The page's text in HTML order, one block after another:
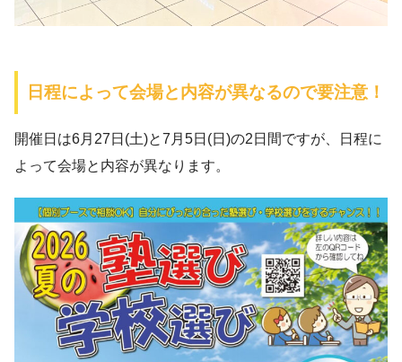
日程によって会場と内容が異なるので要注意！
開催日は6月27日(土)と7月5日(日)の2日間ですが、日程に
よって会場と内容が異なります。